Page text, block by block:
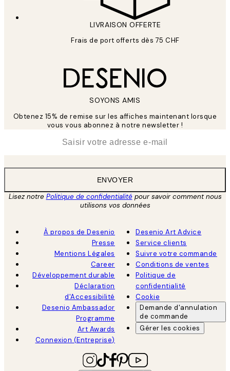
LIVRAISON OFFERTE
Frais de port offerts dès 75 CHF
SOYONS AMIS
Obtenez 15% de remise sur les affiches maintenant lorsque
vous vous abonnez à notre newsletter !
ENVOYER
Lisez notre Politique de confidentialitépour savoir comment nous
utilisons vos données
À propos de Desenio
Presse
Mentions Légales
Career
Développement durable
Déclaration
d'Accessibilité
Desenio Ambassador
Programme
Art Awards
Connexion (Entreprise)
Desenio Art Advice
Service clients
Suivre votre commande
Conditions de ventes
Politique de
confidentialité
Cookie
Demande d'annulation
de commande
Gérer les cookies